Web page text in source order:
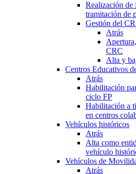
Realización de
tramitación de
Gestión del
Atrás
CRC
Alta y
Centros Educativos
Atrás
Habilitación
ciclo FP
Habilitación a
en centros
Vehículos históricos
Atrás
Alta como
vehículo
Vehículos de
Atrás